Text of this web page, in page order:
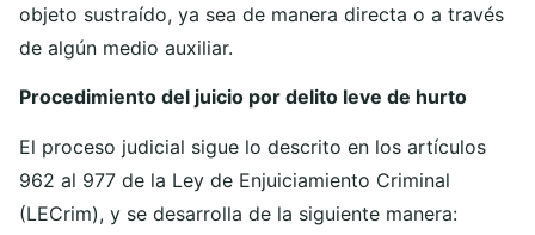
objeto sustraído, ya sea de manera directa o a través
de algún medio auxiliar.
Procedimiento del juicio por delito leve de hurto
El proceso judicial sigue lo descrito en los artículos
962 al 977 de la Ley de Enjuiciamiento Criminal
(LECrim), y se desarrolla de la siguiente manera: